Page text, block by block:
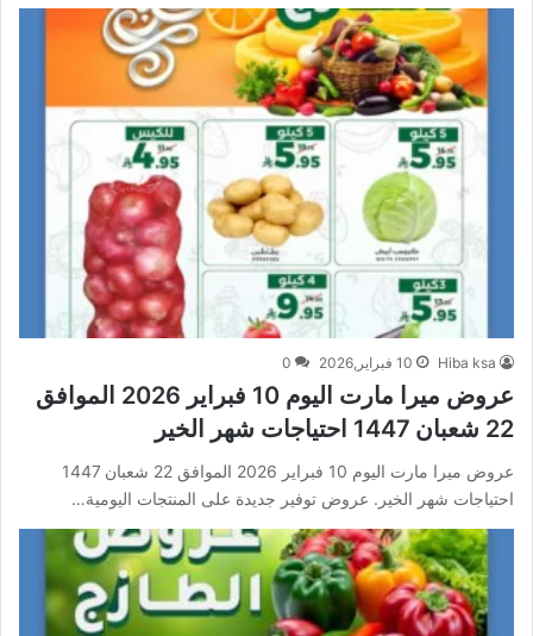
Hiba ksa 10 فبراير,2026 0
عروض ميرا مارت اليوم 10 فبراير 2026 الموافق
22 شعبان 1447 احتياجات شهر الخير
عروض ميرا مارت اليوم 10 فبراير 2026 الموافق 22 شعبان 1447
احتياجات شهر الخير. عروض توفير جديدة على المنتجات اليومية…